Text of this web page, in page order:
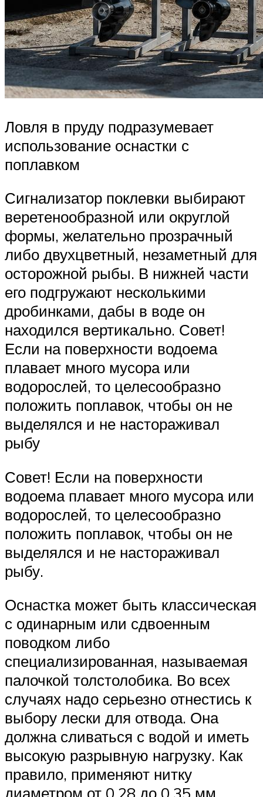
Ловля в пруду подразумевает
использование оснастки с
поплавком
Сигнализатор поклевки выбирают
веретенообразной или округлой
формы, желательно прозрачный
либо двухцветный, незаметный для
осторожной рыбы. В нижней части
его подгружают несколькими
дробинками, дабы в воде он
находился вертикально. Совет!
Если на поверхности водоема
плавает много мусора или
водорослей, то целесообразно
положить поплавок, чтобы он не
выделялся и не настораживал
рыбу
Совет! Если на поверхности
водоема плавает много мусора или
водорослей, то целесообразно
положить поплавок, чтобы он не
выделялся и не настораживал
рыбу.
Оснастка может быть классическая
с одинарным или сдвоенным
поводком либо
специализированная, называемая
палочкой толстолобика. Во всех
случаях надо серьезно отнестись к
выбору лески для отвода. Она
должна сливаться с водой и иметь
высокую разрывную нагрузку. Как
правило, применяют нитку
диаметром от 0,28 до 0,35 мм.